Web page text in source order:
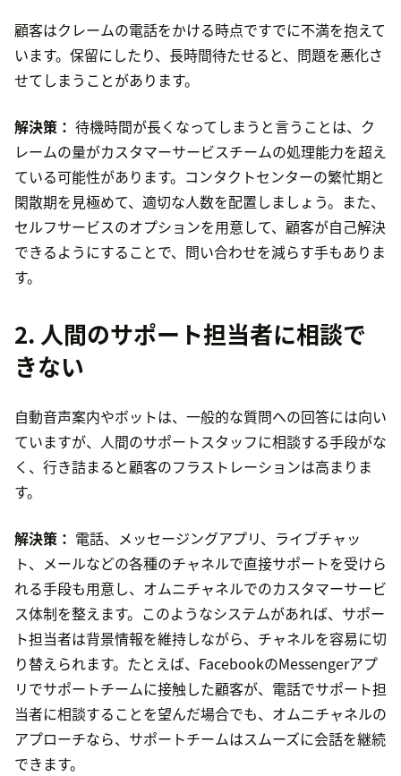
顧客はクレームの電話をかける時点ですでに不満を抱えて
います。保留にしたり、長時間待たせると、問題を悪化さ
せてしまうことがあります。
解決策： 待機時間が長くなってしまうと言うことは、ク
レームの量がカスタマーサービスチームの処理能力を超え
ている可能性があります。コンタクトセンターの繁忙期と
閑散期を見極めて、適切な人数を配置しましょう。また、
セルフサービスのオプションを用意して、顧客が自己解決
できるようにすることで、問い合わせを減らす手もありま
す。
2. 人間のサポート担当者に相談で
きない
自動音声案内やボットは、一般的な質問への回答には向い
ていますが、人間のサポートスタッフに相談する手段がな
く、行き詰まると顧客のフラストレーションは高まりま
す。
解決策： 電話、メッセージングアプリ、ライブチャッ
ト、メールなどの各種のチャネルで直接サポートを受けら
れる手段も用意し、オムニチャネルでのカスタマーサービ
ス体制を整えます。このようなシステムがあれば、サポー
ト担当者は背景情報を維持しながら、チャネルを容易に切
り替えられます。たとえば、FacebookのMessengerアプ
リでサポートチームに接触した顧客が、電話でサポート担
当者に相談することを望んだ場合でも、オムニチャネルの
アプローチなら、サポートチームはスムーズに会話を継続
できます。